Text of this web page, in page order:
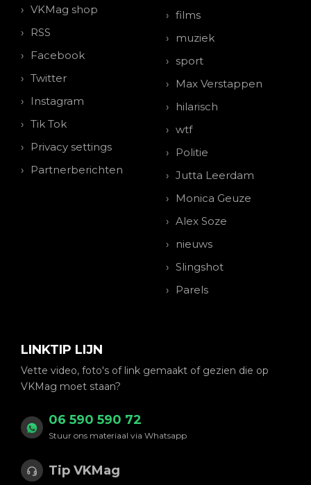
VKMag shop
RSS
Facebook
Twitter
Instagram
Tik Tok
Privacy settings
Partnerberichten
films
muziek
sport
Max Verstappen
hilarisch
wtf
Politie
Jutta Leerdam
Monica Geuze
Alex Soze
nieuws
Slingshot
Parels
LINKTIP LIJN
Vette video, foto's of link gemaakt of gezien die op
VKMag moet staan?
06 590 590 72
Stuur ons materiaal via Whatsapp
Tip VKMag